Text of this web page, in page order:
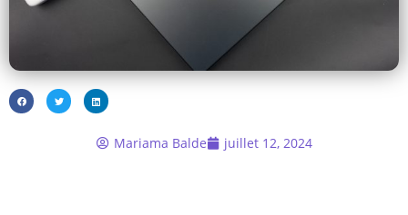
Mariama Balde juillet 12, 2024